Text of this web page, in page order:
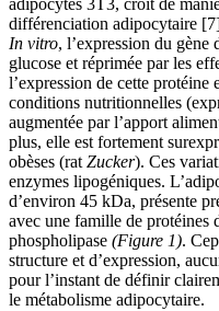
adipocytes 3T3, croît de
différenciation adipocytaire
In vitro, l’expression du gène
glucose et réprimée par les
l’expression de cette protéine
conditions nutritionnelles
augmentée par l’apport
plus, elle est fortement
obèses (ratZucker). Ces
enzymes lipogéniques.
d’environ 45 kDa, présente
avec une famille de protéines
phospholipase (Figure 1).
structure et d’expression,
pour l’instant de définir
le métabolisme adipocytaire.